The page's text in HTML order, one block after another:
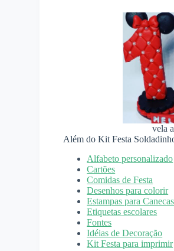
vela
Além do Kit Festa
Alfabeto personalizado
Cartões
Comidas de Festa
Desenhos para colorir
Estampas para Canecas
Etiquetas escolares
Fontes
Idéias de Decoração
Kit Festa para imprimir